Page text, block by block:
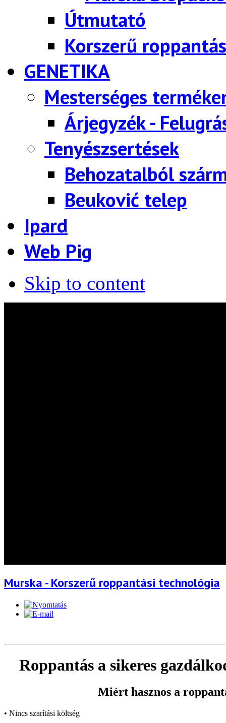
Útmutató
Korszerű
GENETIKA
Mesterséges
Árjegyzék -
Tenyészsertések
Behozatalból
Beuković telep
Ipard
Web Pig
Skip to content
Murska - Korszerű roppantási technológia
Roppantás a sikeres
Miért hasznos a
• Nincs szarítási költség